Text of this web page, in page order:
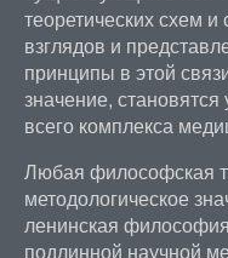
теоретических схем и
взглядов и
принципы в этой
значение,
всего комплекса
Любая философская
методологическое
ленинская
подлинной научной